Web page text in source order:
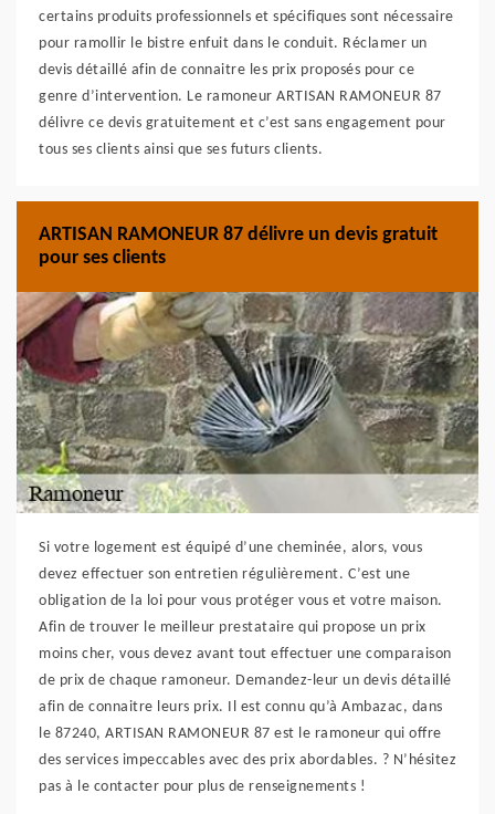
certains produits professionnels et spécifiques sont nécessaire
pour ramollir le bistre enfuit dans le conduit. Réclamer un
devis détaillé afin de connaitre les prix proposés pour ce
genre d’intervention. Le ramoneur ARTISAN RAMONEUR 87
délivre ce devis gratuitement et c’est sans engagement pour
tous ses clients ainsi que ses futurs clients.
ARTISAN RAMONEUR 87 délivre un devis gratuit
pour ses clients
Si votre logement est équipé d’une cheminée, alors, vous
devez effectuer son entretien régulièrement. C’est une
obligation de la loi pour vous protéger vous et votre maison.
Afin de trouver le meilleur prestataire qui propose un prix
moins cher, vous devez avant tout effectuer une comparaison
de prix de chaque ramoneur. Demandez-leur un devis détaillé
afin de connaitre leurs prix. Il est connu qu’à Ambazac, dans
le 87240, ARTISAN RAMONEUR 87 est le ramoneur qui offre
des services impeccables avec des prix abordables. ? N’hésitez
pas à le contacter pour plus de renseignements !